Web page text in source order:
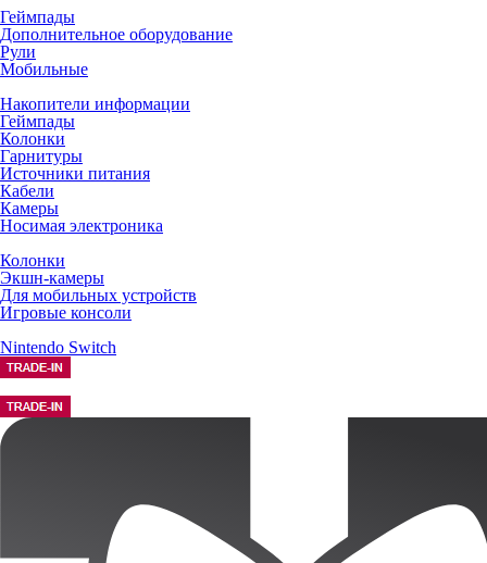
Геймпады
Дополнительное оборудование
Рули
Мобильные
Накопители информации
Геймпады
Колонки
Гарнитуры
Источники питания
Кабели
Камеры
Носимая электроника
Колонки
Экшн-камеры
Для мобильных устройств
Игровые консоли
Nintendo Switch